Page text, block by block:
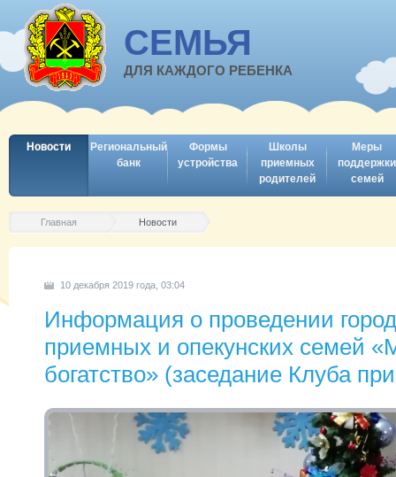
СЕМЬЯ
ДЛЯ КАЖДОГО РЕБЕНКА
Новости
Региональный
банк
Формы
устройства
Школы
приемных
родителей
Меры
поддержки
семей
Главная Новости
10 декабря 2019 года, 03:04
Информация о проведении
приемных и опекунских семей
богатство» (заседание Клуба